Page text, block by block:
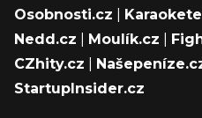
Osobnosti.cz
Nedd.cz
Moulík.cz
CZhity.cz
StartupInsider.cz